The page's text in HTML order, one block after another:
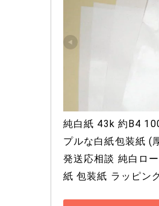
純白紙 43k 約B4
プルな白紙包装紙 (
発送応相談 純白ロ
紙 包装紙 ラッピン